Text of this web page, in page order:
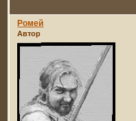
Ромей
Автор